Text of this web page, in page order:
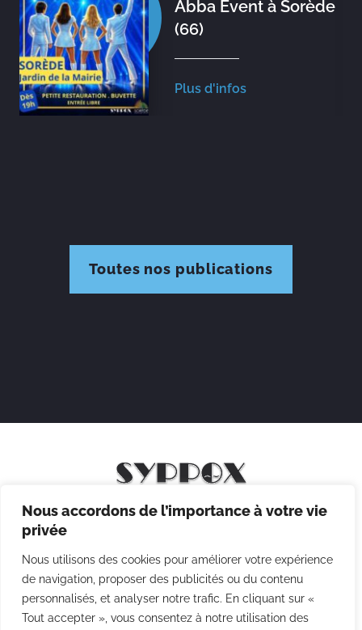
Nous accordons de l’importance à votre vie
privée
Nous utilisons des cookies pour améliorer votre expérience
de navigation, proposer des publicités ou du contenu
personnalisés, et analyser notre trafic. En cliquant sur «
Tout accepter », vous consentez à notre utilisation des
Abba Event à Sorède
(66)
Plus d'infos
Toutes nos publications
Mentions légales
Politique des cookies
CGV